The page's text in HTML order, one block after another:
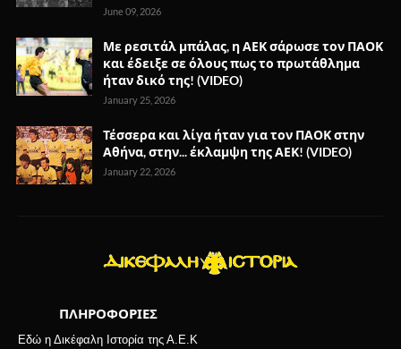
June 09, 2026
Με ρεσιτάλ μπάλας, η ΑΕΚ σάρωσε τον ΠΑΟΚ
και έδειξε σε όλους πως το πρωτάθλημα
ήταν δικό της! (VIDEO)
January 25, 2026
Τέσσερα και λίγα ήταν για τον ΠΑΟΚ στην
Αθήνα, στην... έκλαμψη της ΑΕΚ! (VIDEO)
January 22, 2026
ΠΛΗΡΟΦΟΡΙΕΣ
Εδώ η Δικέφαλη Ιστορία της Α.Ε.Κ